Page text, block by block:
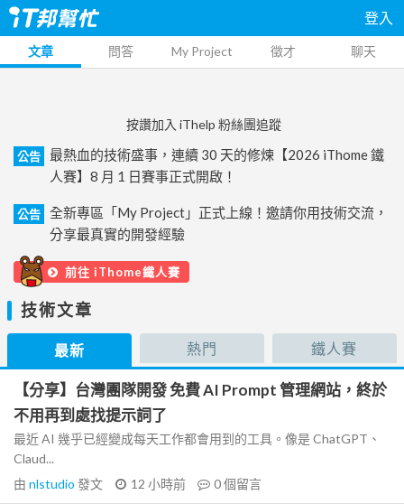
登入
文章 問答 My Project 徵才 聊天
按讚加入 iThelp 粉絲團追蹤
公告
最熱血的技術盛事，連續 30 天的修煉【2026 iThome 鐵
人賽】8 月 1 日賽事正式開啟！
公告
全新專區「My Project」正式上線！邀請你用技術交流，
分享最真實的開發經驗
前往 iThome鐵人賽
技術文章
最新 熱門 鐵人賽
【分享】台灣團隊開發 免費 AI Prompt 管理網站，終於
不用再到處找提示詞了
最近 AI 幾乎已經變成每天工作都會用到的工具。像是 ChatGPT、
Claud...
由 nlstudio 發文 12 小時前 0個留言